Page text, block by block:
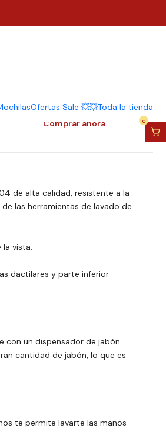
Ofertas Sale 💥💥Toda la tienda
0
Jabón Y
Color
Comprar ahora
de alta calidad, resistente a la
las herramientas de lavado de
la vista.
dactilares y parte inferior
con un dispensador de jabón
cantidad de jabón, lo que es
te permite lavarte las manos